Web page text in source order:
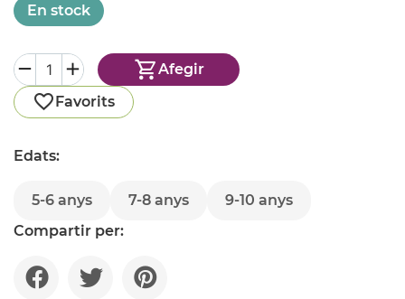
En stock
Afegir
Favorits
Edats:
5-6 anys 7-8 anys
9-10 anys
Compartir per: